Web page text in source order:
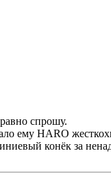
спрошу.
ему HARO
конёк за